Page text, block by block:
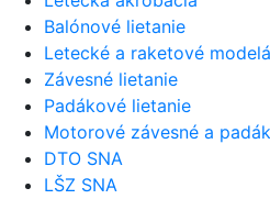
Balónové lietanie
Letecké a raketové
Závesné lietanie
Padákové lietanie
Motorové závesné a
DTO SNA
LŠZ SNA